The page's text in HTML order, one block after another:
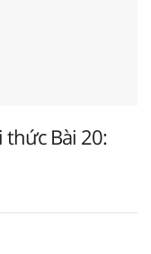
thức Bài 20: